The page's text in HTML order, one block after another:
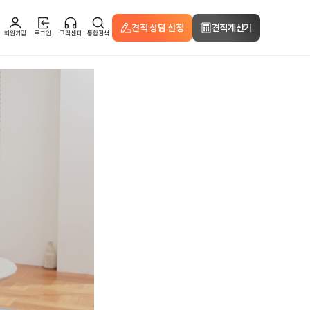
회원가입 로그인 고객센터 통합검색 견적 상담 신청 견적계산기